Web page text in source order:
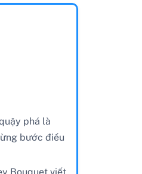
phá là
bước điều
Bouquet viết